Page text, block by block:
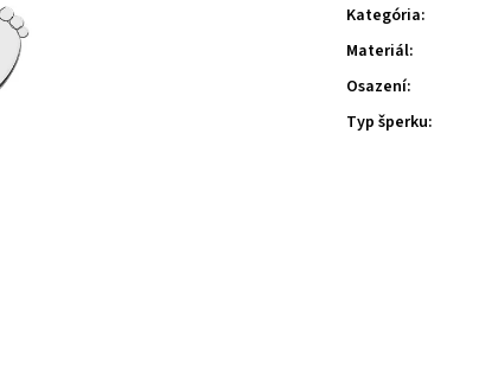
Kategória:
Materiál:
Osazení:
Typ šperku: